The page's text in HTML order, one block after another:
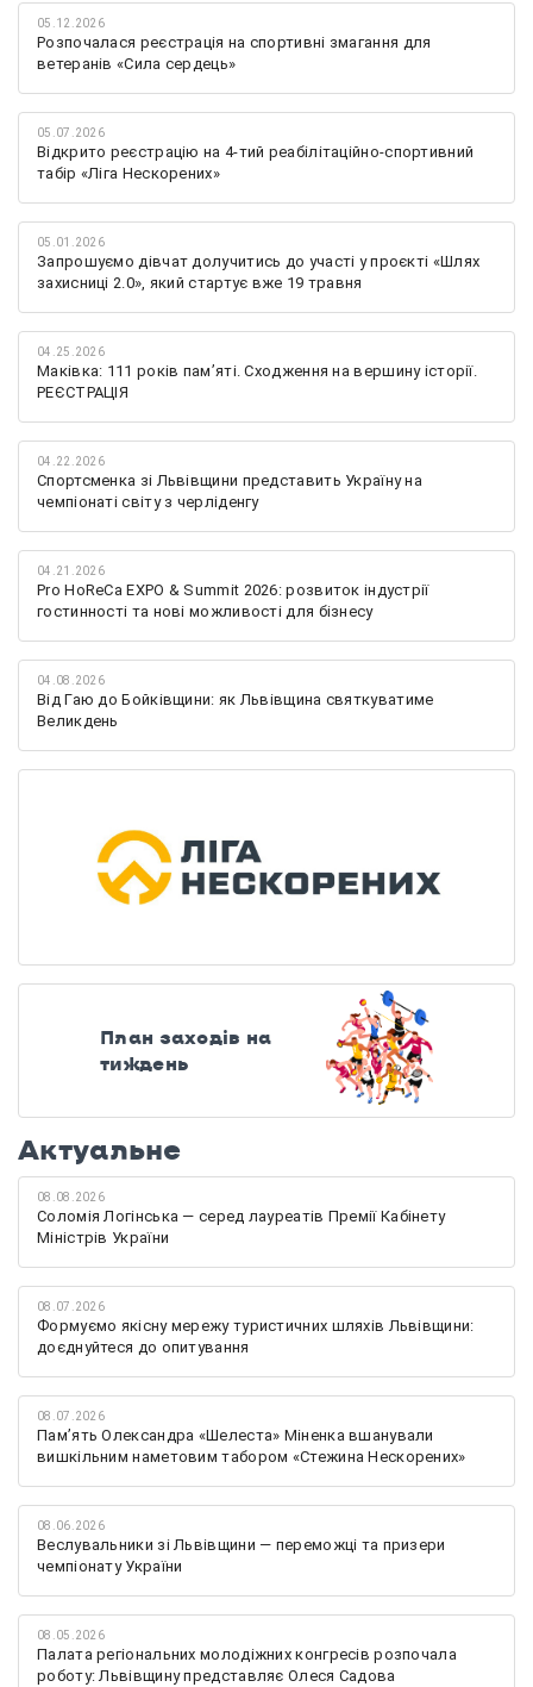
05.12.2026
Розпочалася реєстрація на спортивні змагання для
ветеранів «Сила сердець»
05.07.2026
Відкрито реєстрацію на 4-тий реабілітаційно-спортивний
табір «Ліга Нескорених»
05.01.2026
Запрошуємо дівчат долучитись до участі у проєкті «Шлях
захисниці 2.0», який стартує вже 19 травня
04.25.2026
Маківка: 111 років пам’яті. Сходження на вершину історії.
РЕЄСТРАЦІЯ
04.22.2026
Спортсменка зі Львівщини представить Україну на
чемпіонаті світу з черліденгу
04.21.2026
Pro HoReCa EXPO & Summit 2026: розвиток індустрії
гостинності та нові можливості для бізнесу
04.08.2026
Від Гаю до Бойківщини: як Львівщина святкуватиме
Великдень
План заходів на
тиждень
Актуальне
08.08.2026
Соломія Логінська — серед лауреатів Премії Кабінету
Міністрів України
08.07.2026
Формуємо якісну мережу туристичних шляхів Львівщини:
доєднуйтеся до опитування
08.07.2026
Памʼять Олександра «Шелеста» Міненка вшанували
вишкільним наметовим табором «Стежина Нескорених»
08.06.2026
Веслувальники зі Львівщини — переможці та призери
чемпіонату України
08.05.2026
Палата регіональних молодіжних конгресів розпочала
роботу: Львівщину представляє Олеся Садова